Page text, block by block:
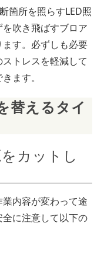
箇所を照らすLED照
吹き飛ばすブロア
す。必ずしも必要
トレスを軽減して
ます。
替えるタイ
カットし
内容が変わって途
に注意して以下の